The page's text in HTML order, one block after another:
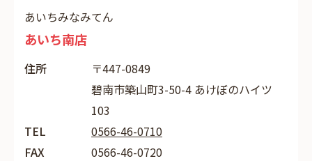
あいちみなみてん
あいち南店
住所
〒447-0849
碧南市築山町3-50-4 あけぼのハイツ
103
TEL
0566-46-0710
FAX
0566-46-0720